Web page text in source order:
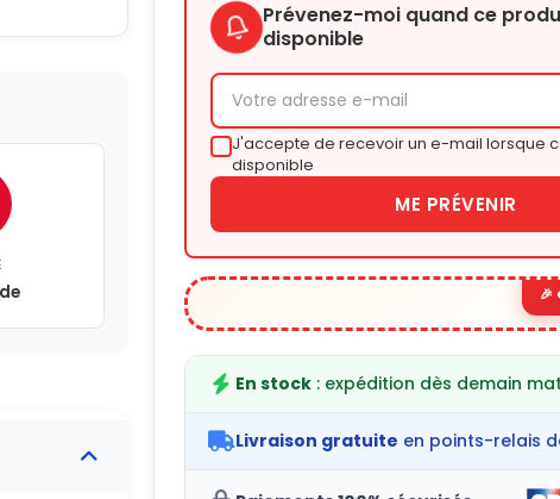
Prévenez-moi quand ce
disponible
J'accepte de recevoir un e-mail lorsque
disponible
ME PRÉVENIR
En stock : expédition dès demain
Livraison gratuite en points-relais